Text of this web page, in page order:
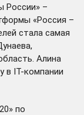
России» –
«Россия –
стала самая
Алина
в IT-компании
по